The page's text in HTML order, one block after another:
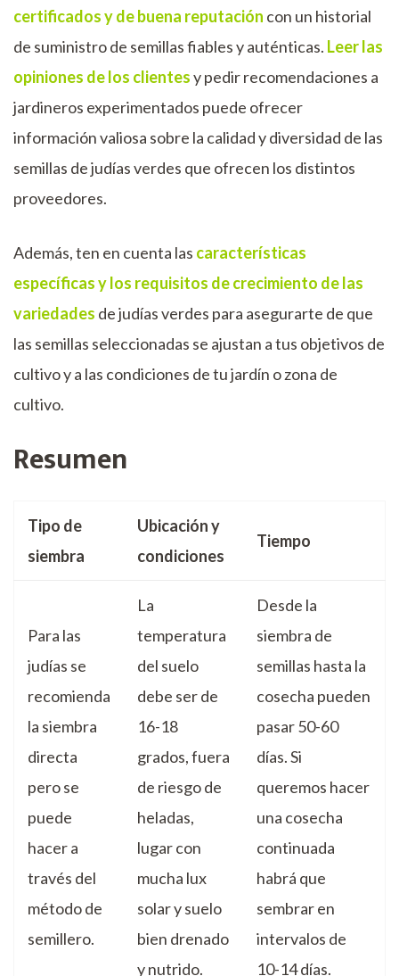
certificados y de buena reputación con un historial
de suministro de semillas fiables y auténticas. Leer las
opiniones de los clientesy pedir recomendaciones a
jardineros experimentados puede ofrecer
información valiosa sobre la calidad y diversidad de las
semillas de judías verdes que ofrecen los distintos
proveedores.
Además, ten en cuenta las características
específicas y los requisitos de crecimiento de las
variedades de judías verdes para asegurarte de que
las semillas seleccionadas se ajustan a tus objetivos de
cultivo y a las condiciones de tu jardín o zona de
cultivo.
Resumen
Tipo de
siembra
Ubicación y
condiciones
Tiempo
Para las
judías se
recomienda
la siembra
directa
pero se
puede
hacer a
través del
método de
semillero.
La
temperatura
del suelo
debe ser de
16-18
grados, fuera
de riesgo de
heladas,
lugar con
mucha lux
solar y suelo
bien drenado
y nutrido.
Desde la
siembra de
semillas hasta la
cosecha pueden
pasar 50-60
días. Si
queremos hacer
una cosecha
continuada
habrá que
sembrar en
intervalos de
10-14 días.